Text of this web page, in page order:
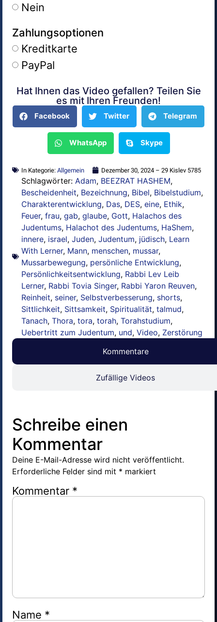
Nein
Zahlungsoptionen
Kreditkarte
PayPal
Alternative:
Hat Ihnen das Video gefallen? Teilen Sie
es mit Ihren Freunden!
Facebook Twitter Telegram
WhatsApp Skype
In Kategorie: Allgemein Dezember 30, 2024 – 29 Kislev 5785
Schlagwörter: Adam, BEEZRAT HASHEM,
Bescheidenheit, Bezeichnung, Bibel, Bibelstudium,
Charakterentwicklung, Das, DES, eine, Ethik,
Feuer, frau, gab, glaube, Gott, Halachos des
Judentums, Halachot des Judentums, HaShem,
innere, israel, Juden, Judentum, jüdisch, Learn
With Lerner, Mann, menschen, mussar,
Mussarbewegung, persönliche Entwicklung,
Persönlichkeitsentwicklung, Rabbi Lev Leib
Lerner, Rabbi Tovia Singer, Rabbi Yaron Reuven,
Reinheit, seiner, Selbstverbesserung, shorts,
Sittlichkeit, Sittsamkeit, Spiritualität, talmud,
Tanach, Thora, tora, torah, Torahstudium,
Uebertritt zum Judentum, und, Video, Zerstörung
Kommentare
Zufällige Videos
Schreibe einen
Kommentar
Deine E-Mail-Adresse wird nicht veröffentlicht.
Erforderliche Felder sind mit * markiert
Kommentar *
Name *